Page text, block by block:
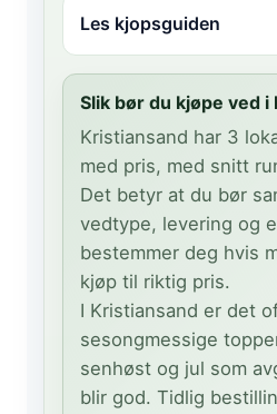
Les kjopsguiden
Slik bør du kjøpe ved i
Kristiansand har 3
med pris, med snitt
Det betyr at du bør
vedtype, levering og
bestemmer deg hvis
kjøp til riktig pris.
I Kristiansand er det
sesongmessige
senhøst og jul som
blir god. Tidlig